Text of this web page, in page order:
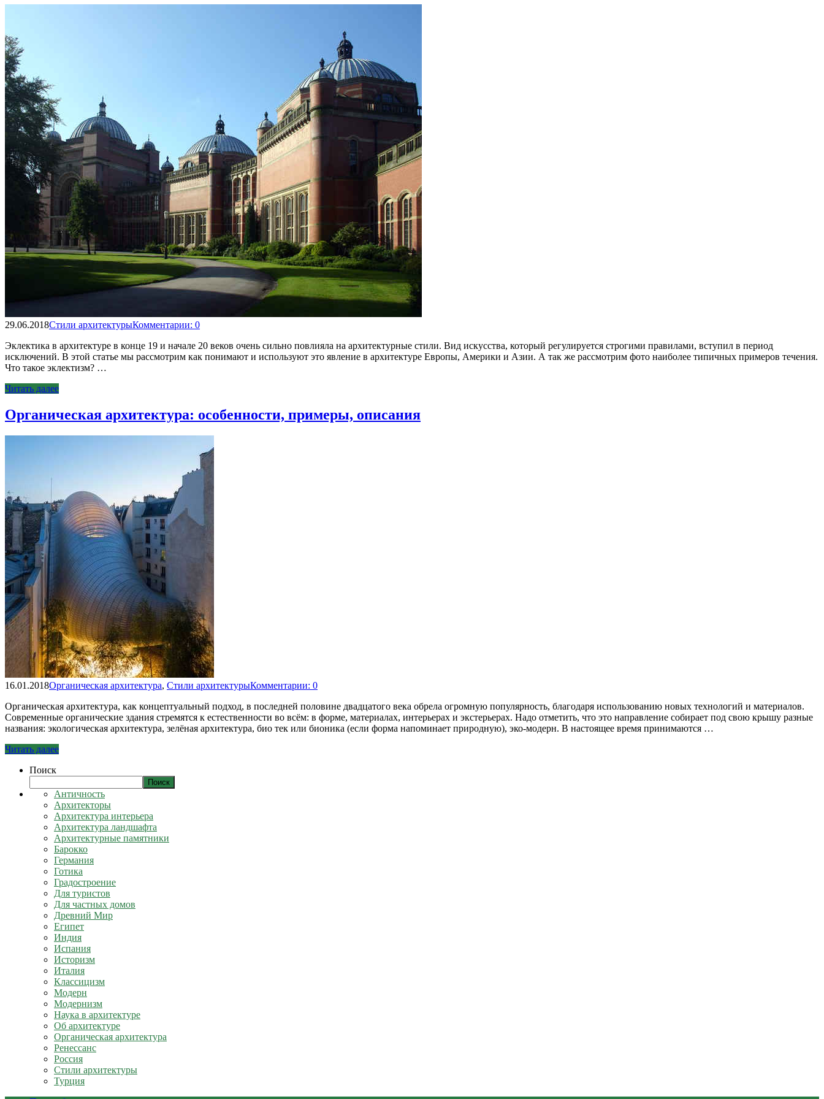
29.06.2018Стили архитектурыКомментарии: 0
Эклектика в архитектуре в конце 19 и начале 20 веков очень сильно повлияла на архитектурные стили. Вид искусства, который регулируется строгими правилами, вступил в период
исключений. В этой статье мы рассмотрим как понимают и используют это явление в архитектуре Европы, Америки и Азии. А так же рассмотрим фото наиболее типичных примеров течения.
Что такое эклектизм? …
Читать далее
Органическая архитектура: особенности, примеры, описания
16.01.2018Органическая архитектура, Стили архитектурыКомментарии: 0
Органическая архитектура, как концептуальный подход, в последней половине двадцатого века обрела огромную популярность, благодаря использованию новых технологий и материалов.
Современные органические здания стремятся к естественности во всём: в форме, материалах, интерьерах и экстерьерах. Надо отметить, что это направление собирает под свою крышу разные
названия: экологическая архитектура, зелёная архитектура, био тек или бионика (если форма напоминает природную), эко-модерн. В настоящее время принимаются …
Читать далее
Поиск
Поиск
Античность
Архитекторы
Архитектура интерьера
Архитектура ландшафта
Архитектурные памятники
Барокко
Германия
Готика
Градостроение
Для туристов
Для частных домов
Древний Мир
Египет
Индия
Испания
Историзм
Италия
Классицизм
Модерн
Модернизм
Наука в архитектуре
Об архитектуре
Органическая архитектура
Ренессанс
Россия
Стили архитектуры
Турция